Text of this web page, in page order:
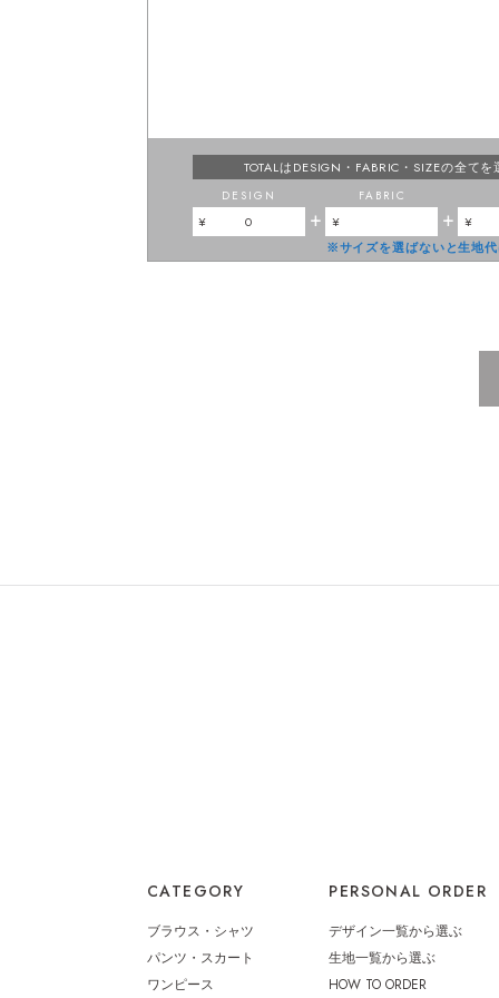
TOTALはDESIGN・FABRIC・SIZEの全てを
DESIGN
0 +
FABRIC
※サイズを選ばないと生地
+
CATEGORY
ブラウス・シャツ
パンツ・スカート
ワンピース
PERSONAL ORDER
デザイン一覧から選ぶ
生地一覧から選ぶ
HOW TO ORDER